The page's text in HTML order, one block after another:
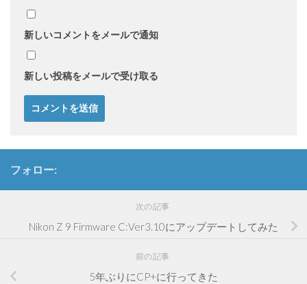
新しいコメントをメールで通知
新しい投稿をメールで受け取る
フォロー:
次の記事
Nikon Z 9 Firmware C:Ver3.10にアップデートしてみた
前の記事
5年ぶりにCP+に行ってきた